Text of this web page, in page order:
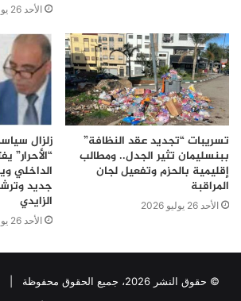
الأحد 26 يوليو 2026
تسريبات “تجديد عقد النظافة”
ببنسليمان تثير الجدل.. ومطالب
إقليمية بالحزم وتفعيل لجان
المراقبة
الأحد 26 يوليو 2026
زلزال
“الأحرار”
الداخلي
جديد
الزايدي
الأحد 26 يوليو 2026
© حقوق النشر 2026، جميع الحقوق محفوظة |